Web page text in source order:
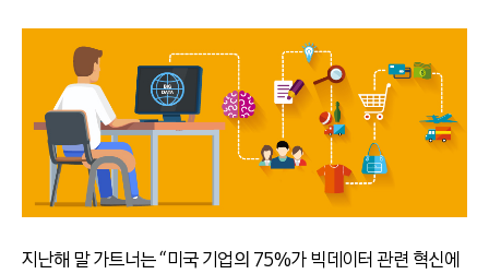
지난해 말 가트너는 “미국 기업의 75%가 빅데이터 관련 혁신에